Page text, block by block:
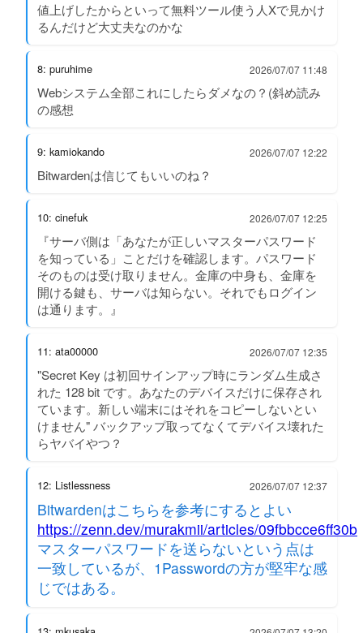
値上げしたからといって無料ツール使う人Xで見かけ
るんだけど大丈夫なのかな
8: puruhime 2026/07/07 11:48
Webシステム全部これにしたらダメなの？(斜め読み
の感想
9: kamiokando 2026/07/07 12:22
Bitwardenは信じてもいいのね？
10: cinefuk 2026/07/07 12:25
『サーバ側は「あなたが正しいマスターパスワード
を知っている」ことだけを確認します。パスワード
そのものは受け取りません。金庫の中身も、金庫を
開ける鍵も、サーバは知らない。それでもログイン
は通ります。』
11: ata00000 2026/07/07 12:35
"Secret Key は初回サインアップ時にランダム生成さ
れた 128 bit です。あなたのデバイスだけに保存され
ています。新しい端末にはそれをコピーしないとい
けません" バックアップ取ってなくてデバイス壊れた
らヤバイやつ？
12: Listlessness 2026/07/07 12:37
Bitwardenはこちらを参考にするとよい
https://zenn.dev/murakmii/articles/09fbbcce6ff30b
マスターパスワードを送らないという点は
一致しているが、1Passwordの方が堅牢な感
じではある。